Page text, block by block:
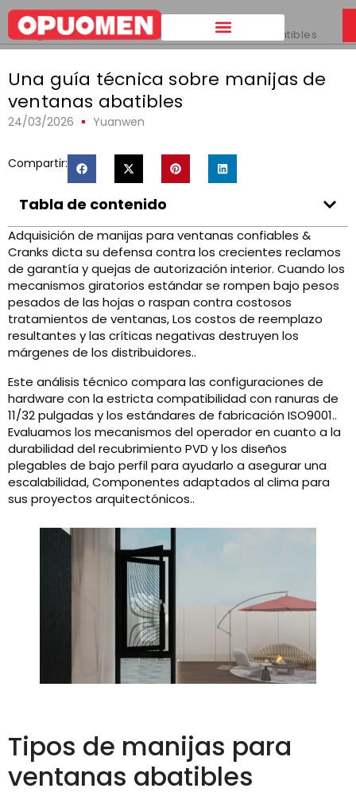
Hogar >
Una guía técnica sobre manijas de ventanas abatibles
Una guía técnica sobre manijas de
ventanas abatibles
24/03/2026 Yuanwen
Compartir:
Tabla de contenido
Adquisición de manijas para ventanas confiables &
Cranks dicta su defensa contra los crecientes reclamos
de garantía y quejas de autorización interior. Cuando los
mecanismos giratorios estándar se rompen bajo pesos
pesados ​​de las hojas o raspan contra costosos
tratamientos de ventanas, Los costos de reemplazo
resultantes y las críticas negativas destruyen los
márgenes de los distribuidores..
Este análisis técnico compara las configuraciones de
hardware con la estricta compatibilidad con ranuras de
11/32 pulgadas y los estándares de fabricación ISO9001..
Evaluamos los mecanismos del operador en cuanto a la
durabilidad del recubrimiento PVD y los diseños
plegables de bajo perfil para ayudarlo a asegurar una
escalabilidad, Componentes adaptados al clima para
sus proyectos arquitectónicos..
Tipos de manijas para
ventanas abatibles